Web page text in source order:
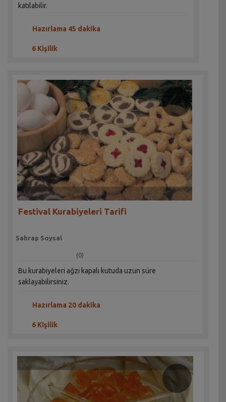
katılabilir.
Hazırlama 45 dakika
6 Kişilik
Festival Kurabiyeleri Tarifi
Sahrap Soysal
(0)
Bu kurabiyeleri ağzı kapalı kutuda uzun süre
saklayabilirsiniz.
Hazırlama 20 dakika
6 Kişilik